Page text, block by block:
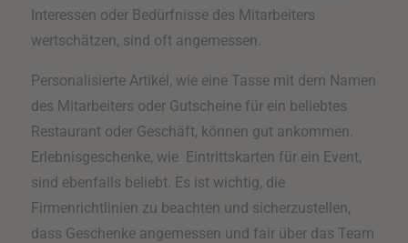
Interessen oder Bedürfnisse des Mitarbeiters
wertschätzen, sind oft angemessen.
Personalisierte Artikel, wie eine Tasse mit dem Namen
des Mitarbeiters oder Gutscheine für ein beliebtes
Restaurant oder Geschäft, können gut ankommen.
Erlebnisgeschenke, wie Eintrittskarten für ein Event,
sind ebenfalls beliebt. Es ist wichtig, die
Firmenrichtlinien zu beachten und sicherzustellen,
dass Geschenke angemessen und fair über das Team